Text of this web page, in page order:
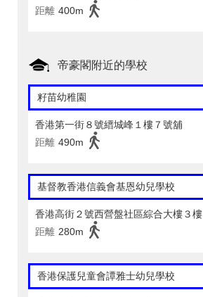
距離 400m
帝豪閣附近的學校
籽苗幼稚園
香港第一街８號縉城峰１樓７號舖
距離 490m
基督教香港信義會基恩幼兒學校
香港高街２號西營盤社區綜合大樓３樓
距離 280m
香港保護兒童會譚雅士幼兒學校